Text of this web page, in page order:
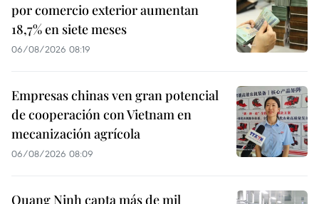
por comercio exterior aumentan
18,7% en siete meses
06/08/2026 08:19
Empresas chinas ven gran potencial
de cooperación con Vietnam en
mecanización agrícola
06/08/2026 08:09
Quang Ninh capta más de mil